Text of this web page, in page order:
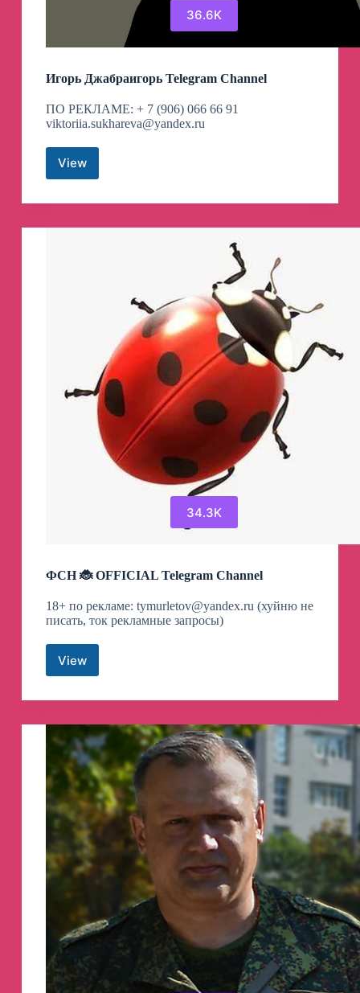
36.6K
Игорь Джабраигорь Telegram Channel
ПО РЕКЛАМЕ: + 7 (906) 066 66 91
viktoriia.sukhareva@yandex.ru
View
Игорь
Telegram
34.3K
ФСН 🐞 OFFICIAL️ Telegram Channel
18+ по рекламе: tymurletov@yandex.ru (хуйню не
писать, ток рекламные запросы)
View
ФСН
OFFICIAL️
Channel